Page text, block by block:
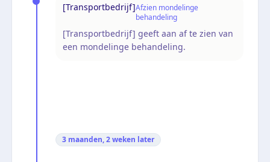
[Transportbedrijf]Afzien mondelinge
behandeling
[Transportbedrijf] geeft aan af te zien van
een mondelinge behandeling.
3 maanden, 2 weken later